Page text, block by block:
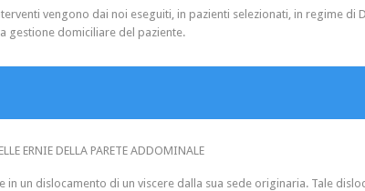
vengono dai noi eseguiti, in pazienti selezionati, in regime
gestione domiciliare del paziente.
ERNIE DELLA PARETE ADDOMINALE
in un dislocamento di un viscere dalla sua sede originaria. Tale